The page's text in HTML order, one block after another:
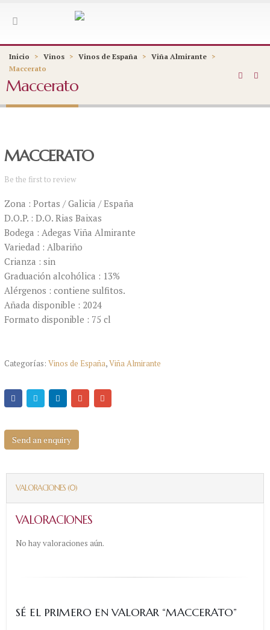
Inicio > Vinos > Vinos de España > Viña Almirante >
Maccerato
Maccerato
MACCERATO
Be the first to review
Zona : Portas / Galicia / España
D.O.P. : D.O. Rias Baixas
Bodega : Adegas Viña Almirante
Variedad : Albariño
Crianza : sin
Graduación alcohólica : 13%
Alérgenos : contiene sulfitos.
Añada disponible : 2024
Formato disponible : 75 cl
Categorías: Vinos de España,Viña Almirante
Send an enquiry
VALORACIONES (0)
VALORACIONES
No hay valoraciones aún.
SÉ EL PRIMERO EN VALORAR “MACCERATO”